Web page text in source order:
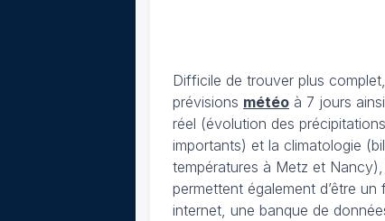
Difficile de trouver plus
prévisions météo à 7 jours
réel (évolution des
importants) et la climatologie
températures à Metz et Nancy),
permettent également d’être
internet, une banque de